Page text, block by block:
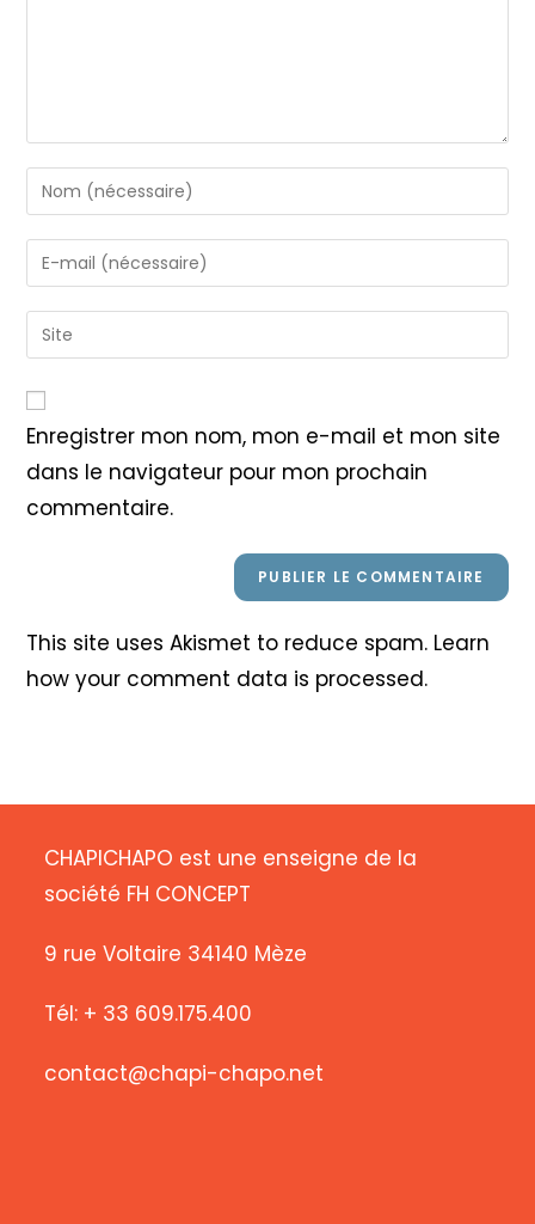
Enter
your
name
or
to
comment
Enter
your
email
address
Saisir
l’URL
votre
site
(facultatif)
Enregistrer mon nom, mon e-mail et mon site
dans le navigateur pour mon prochain
commentaire.
This site uses Akismet to reduce spam. Learn
how your comment data is processed.
CHAPICHAPO est une enseigne de la
société FH CONCEPT
9 rue Voltaire 34140 Mèze
Tél: + 33 609.175.400
contact@chapi-chapo.net